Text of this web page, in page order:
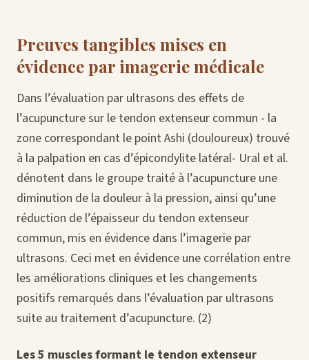
Preuves tangibles mises en
évidence par imagerie médicale
Dans l’évaluation par ultrasons des effets de
l’acupuncture sur le tendon extenseur commun - la
zone correspondant le point Ashi (douloureux) trouvé
à la palpation en cas d’épicondylite latéral- Ural et al.
dénotent dans le groupe traité à l’acupuncture une
diminution de la douleur à la pression, ainsi qu’une
réduction de l’épaisseur du tendon extenseur
commun, mis en évidence dans l’imagerie par
ultrasons. Ceci met en évidence une corrélation entre
les améliorations cliniques et les changements
positifs remarqués dans l’évaluation par ultrasons
suite au traitement d’acupuncture. (2)
Les 5 muscles formant le tendon extenseur